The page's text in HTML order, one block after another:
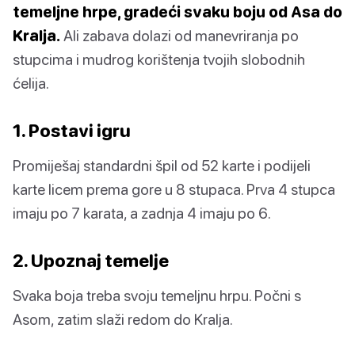
temeljne hrpe, gradeći svaku boju od Asa do
Kralja. Ali zabava dolazi od manevriranja po
stupcima i mudrog korištenja tvojih slobodnih
ćelija.
1. Postavi igru
Promiješaj standardni špil od 52 karte i podijeli
karte licem prema gore u 8 stupaca. Prva 4 stupca
imaju po 7 karata, a zadnja 4 imaju po 6.
2. Upoznaj temelje
Svaka boja treba svoju temeljnu hrpu. Počni s
Asom, zatim slaži redom do Kralja.